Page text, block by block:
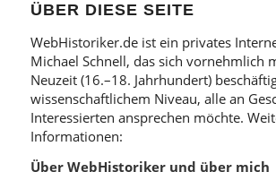
ÜBER DIESE SEITE
WebHistoriker.de ist ein privates
Michael Schnell, das sich vornehmlich
Neuzeit (16.–18. Jahrhundert)
wissenschaftlichem Niveau, alle an
Interessierten ansprechen möchte.
Informationen:
Über WebHistoriker und über mich